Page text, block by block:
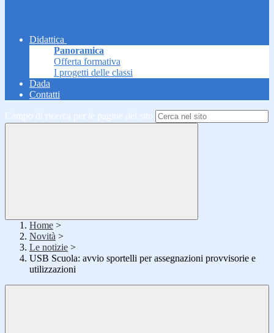
Didattica
Panoramica
Offerta formativa
I progetti delle classi
Dada
Contatti
Campo di ricerca per le pagine del sito
Home >
Novità >
Le notizie >
USB Scuola: avvio sportelli per assegnazioni provvisorie e
utilizzazioni